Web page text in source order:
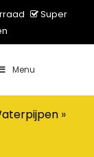
Super
Menu
»